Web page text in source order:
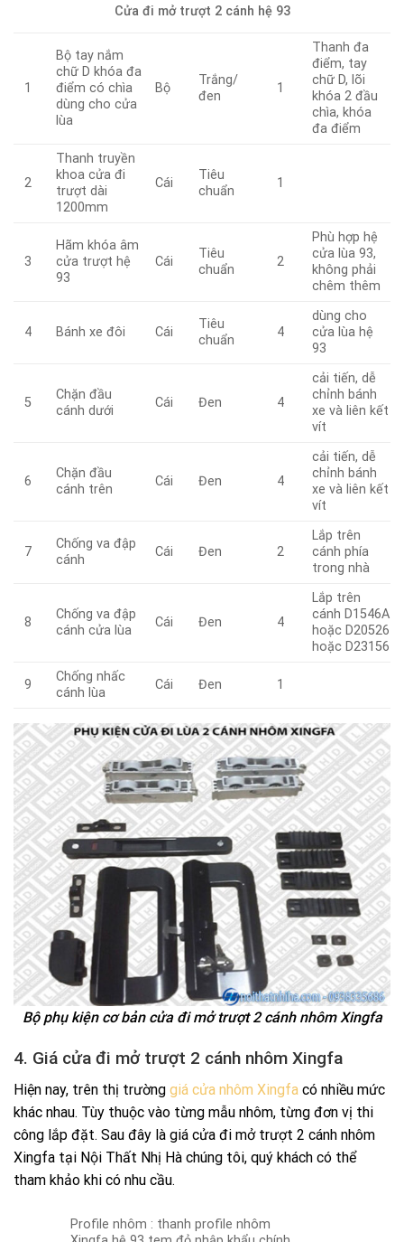
Cửa đi mở trượt 2 cánh hệ 93
1
Bộ tay nắm
chữ D khóa đa
điểm có chìa
dùng cho cửa
lùa
Bộ
Trắng/
đen
1
Thanh đa
điểm, tay
chữ D, lõi
khóa 2 đầu
chìa, khóa
đa điểm
2
Thanh truyền
khoa cửa đi
trượt dài
1200mm
Cái
Tiêu
chuẩn
1
3
Hãm khóa âm
cửa trượt hệ
93
Cái
Tiêu
chuẩn
2
Phù hợp hệ
cửa lùa 93,
không phải
chêm thêm
4 Bánh xe đôi Cái
Tiêu
chuẩn
4
dùng cho
cửa lùa hệ
93
5
Chặn đầu
cánh dưới
Cái Đen 4
cải tiến, dễ
chỉnh bánh
xe và liên kết
vít
6
Chặn đầu
cánh trên
Cái Đen 4
cải tiến, dễ
chỉnh bánh
xe và liên kết
vít
7
Chống va đập
cánh
Cái Đen 2
Lắp trên
cánh phía
trong nhà
8
Chống va đập
cánh cửa lùa
Cái Đen 4
Lắp trên
cánh D1546A
hoặc D20526
hoặc D23156
9
Chống nhấc
cánh lùa
Cái Đen 1
Bộ phụ kiện cơ bản cửa đi mở trượt 2 cánh nhôm Xingfa
4. Giá cửa đi mở trượt 2 cánh nhôm Xingfa
Hiện nay, trên thị trường giá cửa nhôm Xingfa có nhiều mức
khác nhau. Tùy thuộc vào từng mẫu nhôm, từng đơn vị thi
công lắp đặt. Sau đây là giá cửa đi mở trượt 2 cánh nhôm
Xingfa tại Nội Thất Nhị Hà chúng tôi, quý khách có thể
tham khảo khi có nhu cầu.
Profile nhôm : thanh profile nhôm